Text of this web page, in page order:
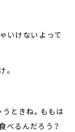
いけないよって
ときね。ももは
べるんだろう？